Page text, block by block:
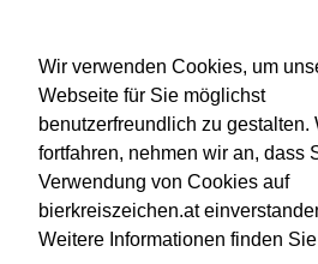
Wir verwenden Cookies, um
Webseite für Sie möglichst
benutzerfreundlich zu gestalten.
fortfahren, nehmen wir an, dass
Verwendung von Cookies auf
bierkreiszeichen.at
Weitere Informationen finden